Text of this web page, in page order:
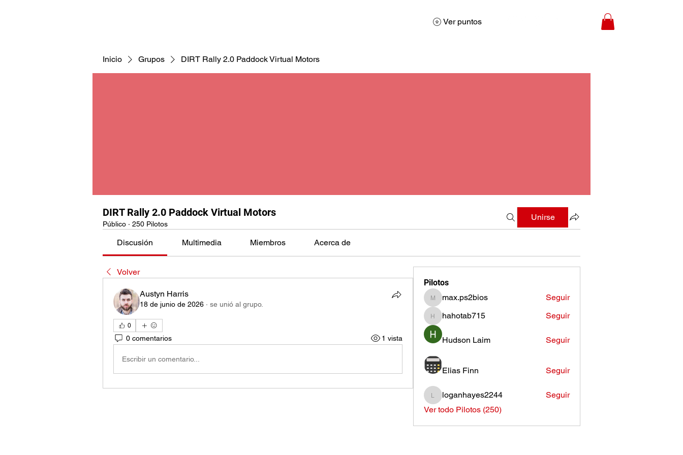
Ver puntos
Inicio Grupos DIRT Rally 2.0 Paddock Virtual Motors
DIRT Rally 2.0 Paddock Virtual Motors
Público · 250 Pilotos
Unirse
Discusión Multimedia Miembros Acerca de
Volver
Austyn Harris
18 de junio de 2026 · se unió al grupo.
0
0 comentarios 1 vista
Escribir un comentario...
Pilotos
max.ps2bios
max.ps2bios Seguir
hahotab715
hahotab715 Seguir
Hudson Laim Seguir
Elias Finn Seguir
loganhayes2244
loganhayes2244
Seguir
Ver todo Pilotos (250)